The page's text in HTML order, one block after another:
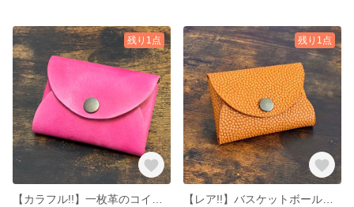
残り1点 残り1点